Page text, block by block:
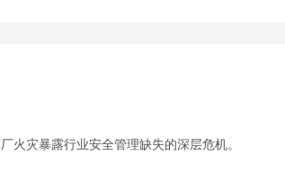
火灾暴露行业安全管理缺失的深层危机。